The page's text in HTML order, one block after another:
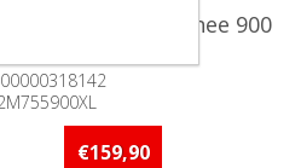
Bibtight Randonee 900
5 stuks of meer op
€159,90